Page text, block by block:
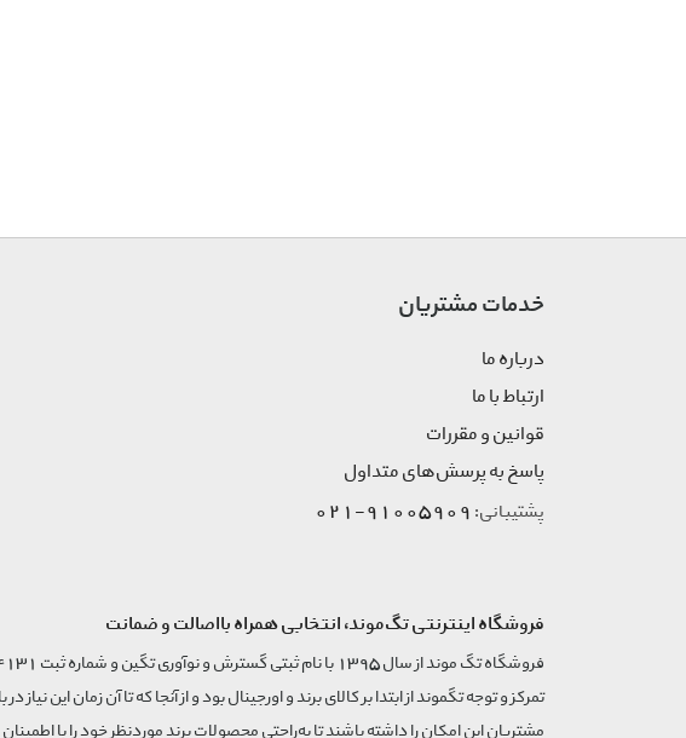
خدمات مشتریان
درباره ما
ارتباط با ما
قوانین و مقررات
پاسخ به پرسش‌های متداول
پشتیبانی: 91005909-021
فروشگاه اینترنتی تگ‌موند، انتخابی همراه بااصالت و ضمانت
تمرکز و توجه تگموند از ابتدا بر کالای برند و اورجینال بود و از آنجا که تا آن زمان این
مشتریان این امکان را داشته باشند تا به‌راحتی محصولات برند مورد‌نظر خود را با